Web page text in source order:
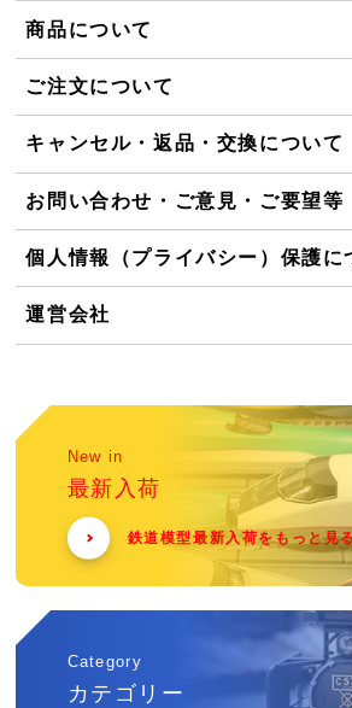
商品について
ご注文について
キャンセル・返品・交換について
お問い合わせ・ご意見・ご要望等
個人情報（プライバシー）保護に
運営会社
New in
最新入荷
鉄道模型最新入荷をもっと見
Category
カテゴリー